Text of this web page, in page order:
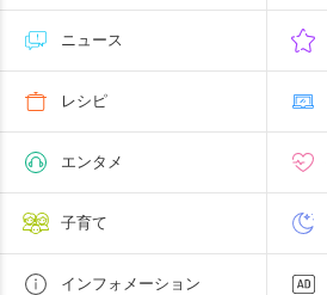
ニュース
レシピ
エンタメ
子育て
インフォメーション